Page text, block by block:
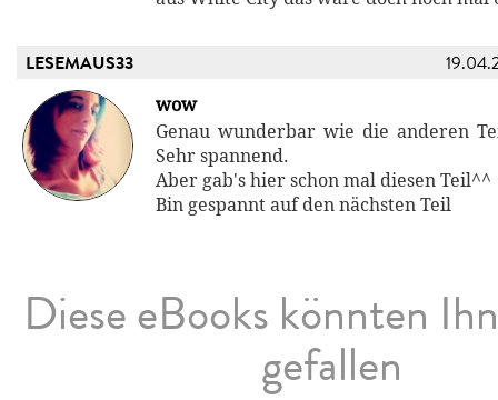
LESEMAUS33
wow
Genau wunderbar wie die anderen
Sehr spannend.
Aber gab's hier schon mal diesen Teil^^
Bin gespannt auf den nächsten Teil
Diese eBooks könnten
gefallen